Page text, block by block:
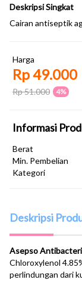
Deskripsi Singkat
Cairan antiseptik
Harga
Rp 49.000
Rp 51.000 4%
Informasi
Berat
Min. Pembelian
Kategori
Deskripsi
Asepso
Chloroxylenol
perlindungan dari